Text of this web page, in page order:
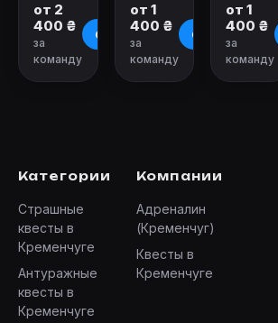
от 2
400 ₴
за
команду
О квесте
от 1
400 ₴
за
команду
О квесте
от 1
400 ₴
за
команду
Категории
Страшные
квесты в
Кременчуге
Антуражные
квесты в
Кременчуге
Компании
Адреналин
(Кременчуг)
Квесты в
Кременчуге